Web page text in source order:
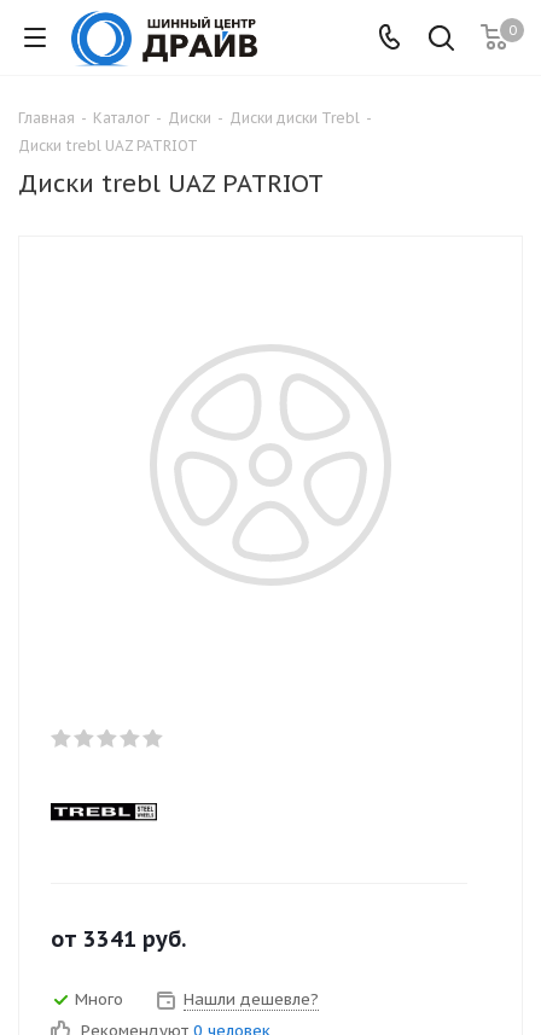
0
Главная - Каталог - Диски - Диски диски Trebl -
Диски trebl UAZ PATRIOT
Диски trebl UAZ PATRIOT
от 3341 руб.
Много
Нашли дешевле?
Рекомендуют 0 человек